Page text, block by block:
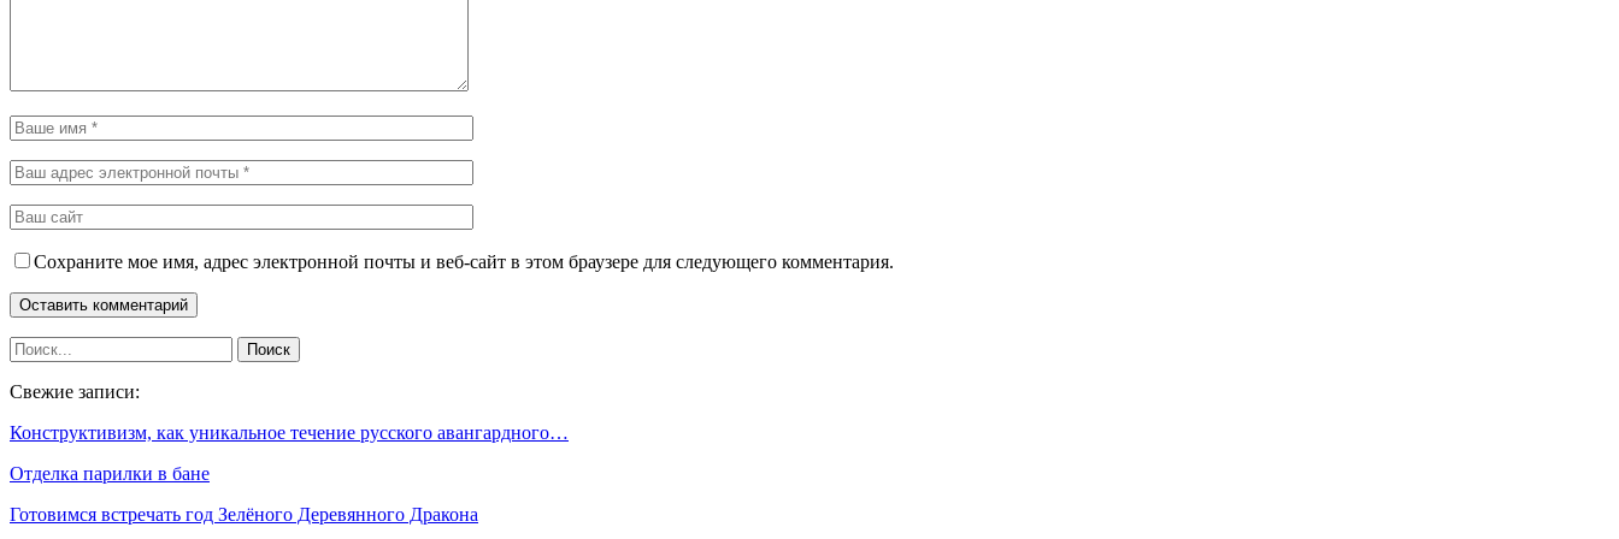
Сохраните мое имя, адрес электронной почты и веб-сайт в этом браузере для следующего комментария.
Свежие записи:
Конструктивизм, как уникальное течение русского авангардного…
Отделка парилки в бане
Готовимся встречать год Зелёного Деревянного Дракона